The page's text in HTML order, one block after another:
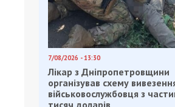
7/08/2026 - 13:30
Лікар з Дніпропетровщини
організував схему
військовослужбовця з
тисяч доларів